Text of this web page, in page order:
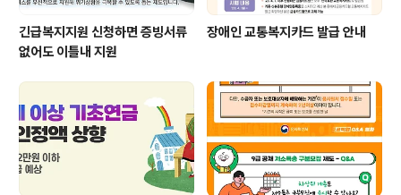
긴급복지지원 신청하면 증빙서류
없어도 이틀내 지원
장애인 교통복지카드 발급 안내